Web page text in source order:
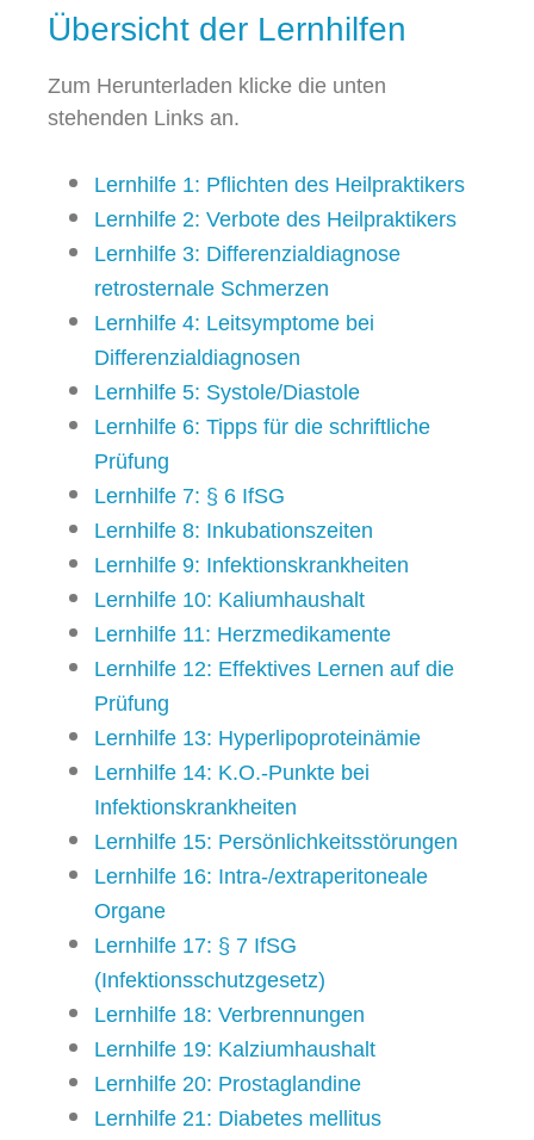
Übersicht der Lernhilfen
Zum Herunterladen klicke die unten
stehenden Links an.
Lernhilfe 1: Pflichten des Heilpraktikers
Lernhilfe 2: Verbote des Heilpraktikers
Lernhilfe 3: Differenzialdiagnose
retrosternale Schmerzen
Lernhilfe 4: Leitsymptome bei
Differenzialdiagnosen
Lernhilfe 5: Systole/Diastole
Lernhilfe 6: Tipps für die schriftliche
Prüfung
Lernhilfe 7: § 6 IfSG
Lernhilfe 8: Inkubationszeiten
Lernhilfe 9: Infektionskrankheiten
Lernhilfe 10: Kaliumhaushalt
Lernhilfe 11: Herzmedikamente
Lernhilfe 12: Effektives Lernen auf die
Prüfung
Lernhilfe 13: Hyperlipoproteinämie
Lernhilfe 14: K.O.-Punkte bei
Infektionskrankheiten
Lernhilfe 15: Persönlichkeitsstörungen
Lernhilfe 16: Intra-/extraperitoneale
Organe
Lernhilfe 17: § 7 IfSG
(Infektionsschutzgesetz)
Lernhilfe 18: Verbrennungen
Lernhilfe 19: Kalziumhaushalt
Lernhilfe 20: Prostaglandine
Lernhilfe 21: Diabetes mellitus